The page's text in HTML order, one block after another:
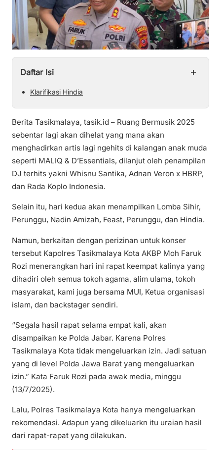
Daftar Isi +
Klarifikasi Hindia
Berita Tasikmalaya, tasik.id – Ruang Bermusik 2025
sebentar lagi akan dihelat yang mana akan
menghadirkan artis lagi ngehits di kalangan anak muda
seperti MALIQ & D’Essentials, dilanjut oleh penampilan
DJ terhits yakni Whisnu Santika, Adnan Veron x HBRP,
dan Rada Koplo Indonesia.
Selain itu, hari kedua akan menampilkan Lomba Sihir,
Perunggu, Nadin Amizah, Feast, Perunggu, dan Hindia.
Namun, berkaitan dengan perizinan untuk konser
tersebut Kapolres Tasikmalaya Kota AKBP Moh Faruk
Rozi menerangkan hari ini rapat keempat kalinya yang
dihadiri oleh semua tokoh agama, alim ulama, tokoh
masyarakat, kami juga bersama MUI, Ketua organisasi
islam, dan backstager sendiri.
“Segala hasil rapat selama empat kali, akan
disampaikan ke Polda Jabar. Karena Polres
Tasikmalaya Kota tidak mengeluarkan izin. Jadi satuan
yang di level Polda Jawa Barat yang mengeluarkan
izin.” Kata Faruk Rozi pada awak media, minggu
(13/7/2025).
Lalu, Polres Tasikmalaya Kota hanya mengeluarkan
rekomendasi. Adapun yang dikeluarkn itu uraian hasil
dari rapat-rapat yang dilakukan.